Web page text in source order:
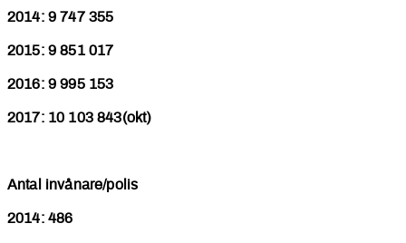
2014: 9 747 355
2015: 9 851 017
2016: 9 995 153
2017: 10 103 843(okt)
Antal invånare/polis
2014: 486